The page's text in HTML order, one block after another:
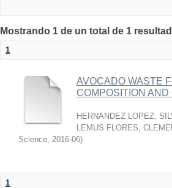
Mostrando 1 de un total de 1
1
AVOCADO WASTE
COMPOSITION
HERNANDEZ LOPEZ,
LEMUS FLORES,
Science, 2016-06)
1